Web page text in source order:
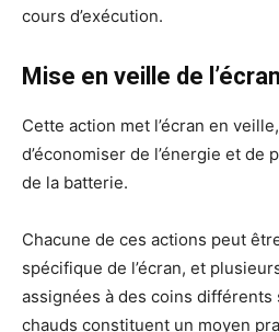
cours d’exécution.
Mise en veille de l’écran
Cette action met l’écran en
d’économiser de l’énergie et de
de la batterie.
Chacune de ces actions peut
spécifique de l’écran, et
assignées à des coins différents
chauds constituent un moyen